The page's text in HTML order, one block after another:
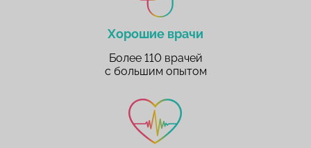
Хорошие врачи
Более 110 врачей
с большим опытом